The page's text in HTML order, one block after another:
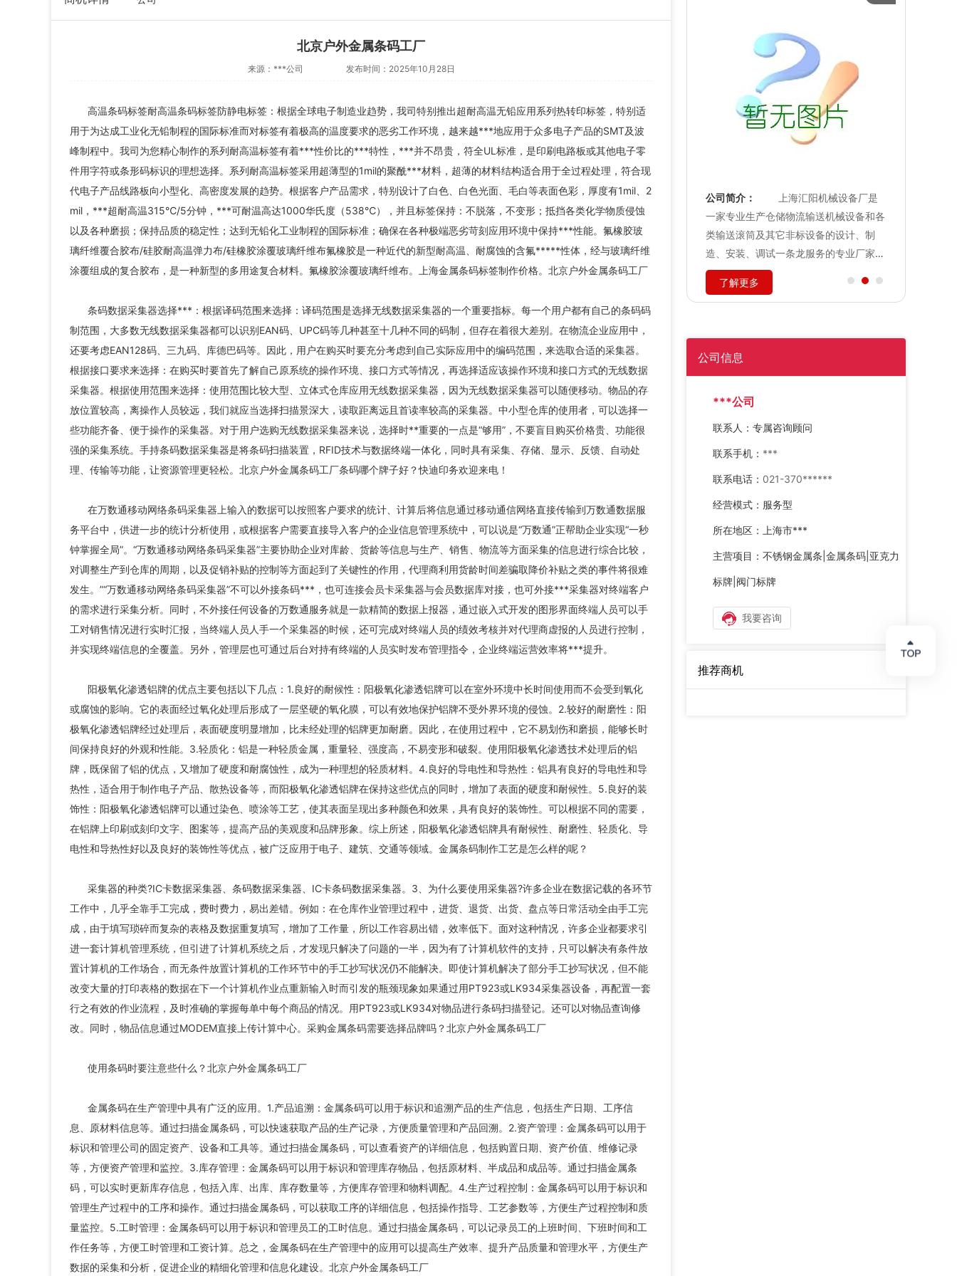
北京户外金属条码工厂
来源： ***公司 发布时间：2025年10月28日
高温条码标签耐高温条码标签防静电标签：根据全球电子制造业趋势，我司特别推出超耐高温无铅应用系列热转印标签，特别适
用于为达成工业化无铅制程的国际标准而对标签有着极高的温度要求的恶劣工作环境，越来越***地应用于众多电子产品的SMT及波
峰制程中。我司为您精心制作的系列耐高温标签有着***性价比的***特性，***并不昂贵，符全UL标准，是印刷电路板或其他电子零
件用字符或条形码标识的理想选择。系列耐高温标签采用超薄型的1mil的聚酰***材料，超薄的材料结构适合用于全过程处理，符合现
代电子产品线路板向小型化、高密度发展的趋势。根据客户产品需求，特别设计了白色、白色光面、毛白等表面色彩，厚度有1mil、2
mil，***超耐高温315℃/5分钟，***可耐温高达1000华氏度（538℃），并且标签保持：不脱落，不变形；抵挡各类化学物质侵蚀
以及各种磨损；保持品质的稳定性；达到无铅化工业制程的国际标准；确保在各种极端恶劣苛刻应用环境中保持***性能。氟橡胶玻
璃纤维覆合胶布/硅胶耐高温弹力布/硅橡胶涂覆玻璃纤维布氟橡胶是一种近代的新型耐高温、耐腐蚀的含氟*****性体，经与玻璃纤维
涂覆组成的复合胶布，是一种新型的多用途复合材料。氟橡胶涂覆玻璃纤维布。上海金属条码标签制作价格。北京户外金属条码工厂
条码数据采集器选择***：根据译码范围来选择：译码范围是选择无线数据采集器的一个重要指标。每一个用户都有自己的条码码
制范围，大多数无线数据采集器都可以识别EAN码、UPC码等几种甚至十几种不同的码制，但存在着很大差别。在物流企业应用中，
还要考虑EAN128码、三九码、库德巴码等。因此，用户在购买时要充分考虑到自己实际应用中的编码范围，来选取合适的采集器。
根据接口要求来选择：在购买时要首先了解自己原系统的操作环境、接口方式等情况，再选择适应该操作环境和接口方式的无线数据
采集器。根据使用范围来选择：使用范围比较大型、立体式仓库应用无线数据采集器，因为无线数据采集器可以随便移动。物品的存
放位置较高，离操作人员较远，我们就应当选择扫描景深大，读取距离远且首读率较高的采集器。中小型仓库的使用者，可以选择一
些功能齐备、便于操作的采集器。对于用户选购无线数据采集器来说，选择时**重要的一点是“够用”，不要盲目购买价格贵、功能很
强的采集系统。手持条码数据采集器是将条码扫描装置，RFID技术与数据终端一体化，同时具有采集、存储、显示、反馈、自动处
理、传输等功能，让资源管理更轻松。北京户外金属条码工厂条码哪个牌子好？快迪印务欢迎来电！
在万数通移动网络条码采集器上输入的数据可以按照客户要求的统计、计算后将信息通过移动通信网络直接传输到万数通数据服
务平台中，供进一步的统计分析使用，或根据客户需要直接导入客户的企业信息管理系统中，可以说是“万数通”正帮助企业实现“一秒
钟掌握全局”。“万数通移动网络条码采集器”主要协助企业对库龄、货龄等信息与生产、销售、物流等方面采集的信息进行综合比较，
对调整生产到仓库的周期，以及促销补贴的控制等方面起到了关键性的作用，代理商利用货龄时间差骗取降价补贴之类的事件将很难
发生。”“万数通移动网络条码采集器”不可以外接条码***，也可连接会员卡采集器与会员数据库对接，也可外接***采集器对终端客户
的需求进行采集分析。同时，不外接任何设备的万数通服务就是一款精简的数据上报器，通过嵌入式开发的图形界面终端人员可以手
工对销售情况进行实时汇报，当终端人员人手一个采集器的时候，还可完成对终端人员的绩效考核并对代理商虚报的人员进行控制，
并实现终端信息的全覆盖。另外，管理层也可通过后台对持有终端的人员实时发布管理指令，企业终端运营效率将***提升。
阳极氧化渗透铝牌的优点主要包括以下几点：1.良好的耐候性：阳极氧化渗透铝牌可以在室外环境中长时间使用而不会受到氧化
或腐蚀的影响。它的表面经过氧化处理后形成了一层坚硬的氧化膜，可以有效地保护铝牌不受外界环境的侵蚀。2.较好的耐磨性：阳
极氧化渗透铝牌经过处理后，表面硬度明显增加，比未经处理的铝牌更加耐磨。因此，在使用过程中，它不易划伤和磨损，能够长时
间保持良好的外观和性能。3.轻质化：铝是一种轻质金属，重量轻、强度高，不易变形和破裂。使用阳极氧化渗透技术处理后的铝
牌，既保留了铝的优点，又增加了硬度和耐腐蚀性，成为一种理想的轻质材料。4.良好的导电性和导热性：铝具有良好的导电性和导
热性，适合用于制作电子产品、散热设备等，而阳极氧化渗透铝牌在保持这些优点的同时，增加了表面的硬度和耐候性。5.良好的装
饰性：阳极氧化渗透铝牌可以通过染色、喷涂等工艺，使其表面呈现出多种颜色和效果，具有良好的装饰性。可以根据不同的需要，
在铝牌上印刷或刻印文字、图案等，提高产品的美观度和品牌形象。综上所述，阳极氧化渗透铝牌具有耐候性、耐磨性、轻质化、导
电性和导热性好以及良好的装饰性等优点，被广泛应用于电子、建筑、交通等领域。金属条码制作工艺是怎么样的呢？
采集器的种类?IC卡数据采集器、条码数据采集器、IC卡条码数据采集器。3、为什么要使用采集器?许多企业在数据记载的各环节
工作中，几乎全靠手工完成，费时费力，易出差错。例如：在仓库作业管理过程中，进货、退货、出货、盘点等日常活动全由手工完
成，由于填写琐碎而复杂的表格及数据重复填写，增加了工作量，所以工作容易出错，效率低下。面对这种情况，许多企业都要求引
进一套计算机管理系统，但引进了计算机系统之后，才发现只解决了问题的一半，因为有了计算机软件的支持，只可以解决有条件放
置计算机的工作场合，而无条件放置计算机的工作环节中的手工抄写状况仍不能解决。即使计算机解决了部分手工抄写状况，但不能
改变大量的打印表格的数据在下一个计算机作业点重新输入时而引发的瓶颈现象如果通过用PT923或LK934采集器设备，再配置一套
行之有效的作业流程，及时准确的掌握每单中每个商品的情况。用PT923或LK934对物品进行条码扫描登记。还可以对物品查询修
改。同时，物品信息通过MODEM直接上传计算中心。采购金属条码需要选择品牌吗？北京户外金属条码工厂
使用条码时要注意些什么？北京户外金属条码工厂
金属条码在生产管理中具有广泛的应用。1.产品追溯：金属条码可以用于标识和追溯产品的生产信息，包括生产日期、工序信
息、原材料信息等。通过扫描金属条码，可以快速获取产品的生产记录，方便质量管理和产品回溯。2.资产管理：金属条码可以用于
标识和管理公司的固定资产、设备和工具等。通过扫描金属条码，可以查看资产的详细信息，包括购置日期、资产价值、维修记录
等，方便资产管理和监控。3.库存管理：金属条码可以用于标识和管理库存物品，包括原材料、半成品和成品等。通过扫描金属条
码，可以实时更新库存信息，包括入库、出库、库存数量等，方便库存管理和物料调配。4.生产过程控制：金属条码可以用于标识和
管理生产过程中的工序和操作。通过扫描金属条码，可以获取工序的详细信息，包括操作指导、工艺参数等，方便生产过程控制和质
量监控。5.工时管理：金属条码可以用于标识和管理员工的工时信息。通过扫描金属条码，可以记录员工的上班时间、下班时间和工
作任务等，方便工时管理和工资计算。总之，金属条码在生产管理中的应用可以提高生产效率、提升产品质量和管理水平，方便生产
数据的采集和分析，促进企业的精细化管理和信息化建设。北京户外金属条码工厂
公司简介： 上海桦微自动化科技有限公
司是专业的代理商和自动化产品供应商，
以提供客户高品质的产品、比较好解决方
案及优质的服务为目标。本着专业和诚
信，本公司获得了国外厂商的鼎力支持与
绍： 意大利爱米克（EMEC）是历...
公司简介： 上海快迪印务技术有限公司
是一家专业制作金属氧化渗透铭牌、金属
条形码、金属二维码、氧化着色铭牌、分
体自粘标牌，可变数据金属标签、固定资
产牌、工业铭牌、电铸及氧化标牌、亚克
生产及售前资讯和售后的跟单均有专业
人...
公司简介：
上海汇阳机械设备厂是
一家专业生产仓储物流输送机械设备和各
类输送滚筒及其它非标设备的设计、制
造、安装、调试一条龙服务的专业厂家。
主要产品有皮带输送机,滚筒输送机,
链板输送机,输送滚筒系列等，广泛应用
了解更多
公司信息
***公司
联系人： 专属咨询顾问
联系手机： ***
联系电话： 021-370******
经营模式： 服务型
所在地区： 上海市***
主营项目： 不锈钢金属条|金属条码|亚克力
标牌|阀门标牌
我要咨询
推荐商机